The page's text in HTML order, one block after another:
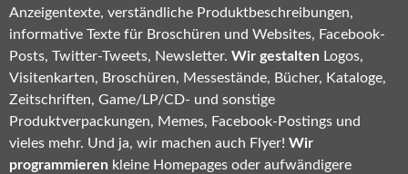
Anzeigentexte, verständliche Produktbeschreibungen,
informative Texte für Broschüren und Websites, Facebook-
Posts, Twitter-Tweets, Newsletter. Wir gestalten Logos,
Visitenkarten, Broschüren, Messestände, Bücher, Kataloge,
Zeitschriften, Game/LP/CD- und sonstige
Produktverpackungen, Memes, Facebook-Postings und
vieles mehr. Und ja, wir machen auch Flyer! Wir
programmieren kleine Homepages oder aufwändigere